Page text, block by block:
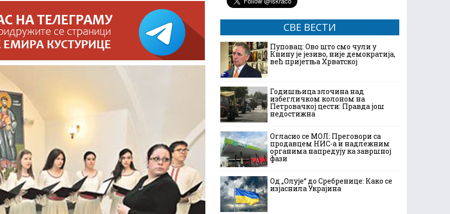
СВЕ ВЕСТИ
Пуповац: Ово што смо чули у
Книну је језиво, није демократија,
већ пријетња Хрватској
Годишњица злочина над
избегличком колоном на
Петровачкој цести: Правда још
недостижна
Огласио се МОЛ: Преговори са
продавцем НИС-а и надлежним
органима напредују ка завршној
фази
Од „Олује“ до Сребренице: Како се
изјаснила Украјина